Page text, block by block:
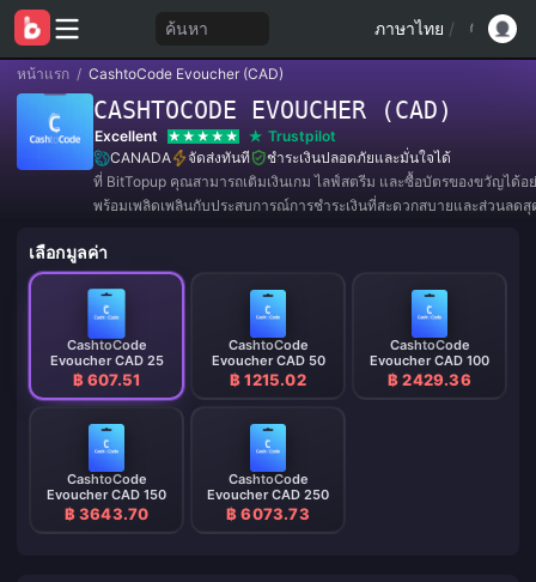
ค้นหา ภาษาไทย /
หน้าแรก / CashtoCode Evoucher (CAD)
CASHTOCODE EVOUCHER (CAD)
Excellent
Trustpilot
CANADA
จัดส่งทันที
ชำระเงินปลอดภัยและมั่นใจได้
ที่ BitTopup คุณสามารถเติมเงินเกม ไลฟ์สตรีม และซื้อบัตรของขวัญได้อ
พร้อมเพลิดเพลินกับประสบการณ์การชำระเงินที่สะดวกสบายและส่วนลด
เลือกมูลค่า
CashtoCode
Evoucher CAD 25
฿ 607.51
CashtoCode
Evoucher CAD 50
฿ 1215.02
CashtoCode
Evoucher CAD 100
฿ 2429.36
CashtoCode
Evoucher CAD 150
฿ 3643.70
CashtoCode
Evoucher CAD 250
฿ 6073.73